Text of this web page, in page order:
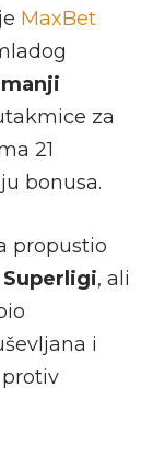
MaxBet
za
21
bonusa.
propustio
Superligi, ali
i